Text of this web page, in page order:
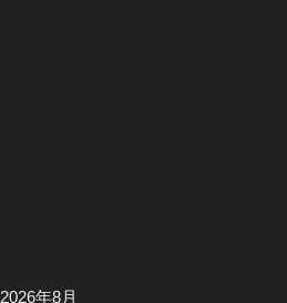
2026年8月